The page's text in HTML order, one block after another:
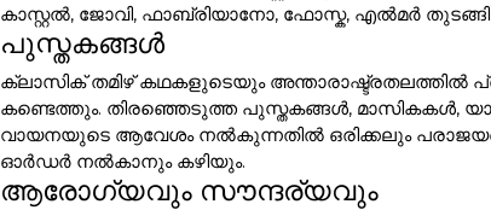
കാസ്റ്റൽ, ജോവി, ഫാബ്രിയാനോ, ഫോസ്ക, എൽമർ
പുസ്തകങ്ങൾ
ക്ലാസിക് തമിഴ് കഥകളുടെയും അന്താരാഷ്ട്രതലത്തിൽ
കണ്ടെത്തും. തിരഞ്ഞെടുത്ത പുസ്തകങ്ങൾ, മാസികകൾ,
വായനയുടെ ആവേശം നൽകുന്നതിൽ ഒരിക്കലും
ഓർഡർ നൽകാനും കഴിയും.
ആരോഗ്യവും സൗന്ദര്യവും